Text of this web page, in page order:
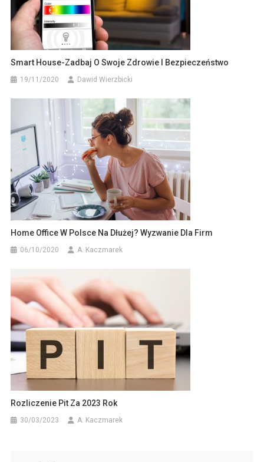
Smart House-Zadbaj O Swoje Zdrowie I Bezpieczeństwo
19/11/2020 Dawid Wierzbicki
Home Office W Polsce Na Dłużej? Wyzwanie Dla Firm
06/10/2020 A. Kaczmarek
Rozliczenie Pit Za 2023 Rok
30/03/2023 A. Kaczmarek